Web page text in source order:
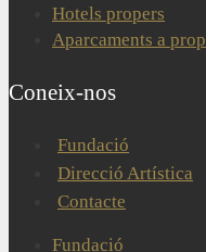
Hotels propers
Aparcaments a prop
Coneix-nos
Fundació
Direcció Artística
Contacte
Fundació